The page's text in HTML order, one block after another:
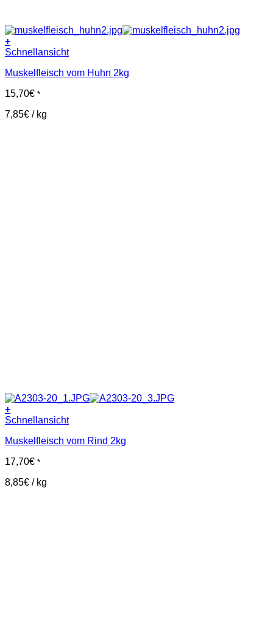
+
Schnellansicht
Muskelfleisch vom Huhn 2kg
15,70€ *
7,85€ / kg
+
Schnellansicht
Muskelfleisch vom Rind 2kg
17,70€ *
8,85€ / kg